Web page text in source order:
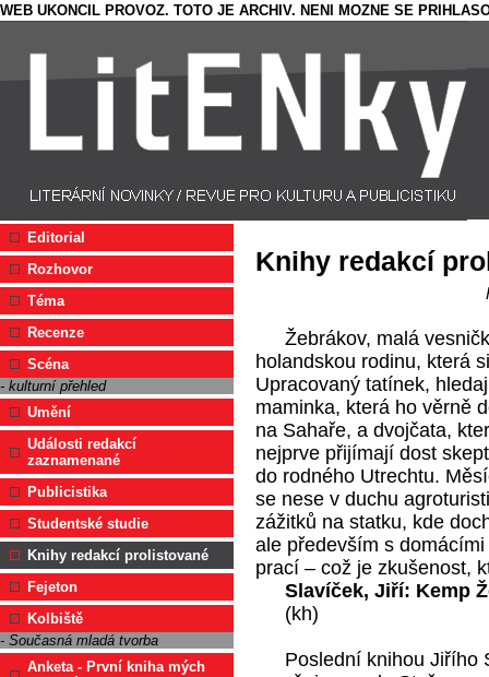
WEB UKONCIL PROVOZ. TOTO JE ARCHIV. NENI MOZNE SE
Editorial
Rozhovor
Téma
Recenze
Scéna
- kulturní přehled
Umění
Události redakcí
zaznamenané
Publicistika
Studentské studie
Knihy redakcí prolistované
Fejeton
Kolbiště
- Současná mladá tvorba
Anketa - První kniha mých
Knihy redakcí
Žebrákov, malá
holandskou rodinu, která
Upracovaný tatínek,
maminka, která ho věrně
na Sahaře, a dvojčata,
nejprve přijímají dost
do rodného Utrechtu.
se nese v duchu
zážitků na statku, kde
ale především s
prací – což je zkušenost,
Slavíček, Jiří: Kemp
(kh)
Poslední knihou Jiřího